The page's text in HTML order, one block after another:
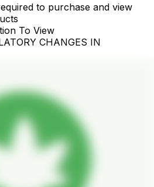
to purchase and view
To View
CHANGES IN